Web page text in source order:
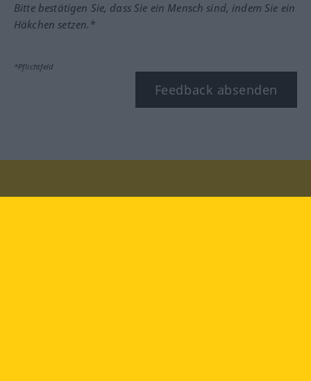
Bitte bestätigen Sie, dass Sie ein Mensch sind, indem Sie ein
Häkchen setzen.*
*Pflichtfeld
Feedback absenden
Besuchen Sie uns auf: